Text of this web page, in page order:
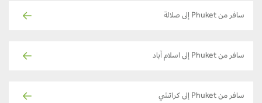
سافر من Phuket إلى صلالة
سافر من Phuket إلى اسلام آباد
سافر من Phuket إلى كراتشي